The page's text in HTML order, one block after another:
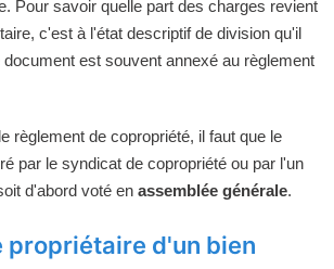
Pour savoir quelle part des charges revient
c'est à l'état descriptif de division qu'il
est souvent annexé au règlement
règlement de copropriété, il faut que le
par le syndicat de copropriété ou par l'un
d'abord voté en assemblée générale.
propriétaire d'un bien